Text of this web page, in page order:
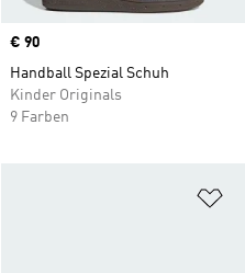
Price
€ 90
Handball Spezial Schuh
Kinder Originals
9 Farben